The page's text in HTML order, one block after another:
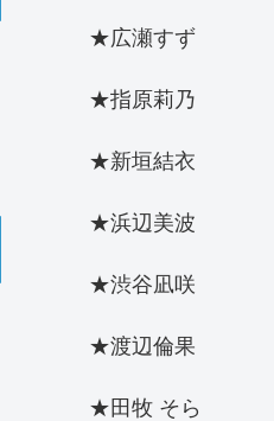
★広瀬すず
★指原莉乃
★新垣結衣
★浜辺美波
★渋谷凪咲
★渡辺倫果
★田牧 そら